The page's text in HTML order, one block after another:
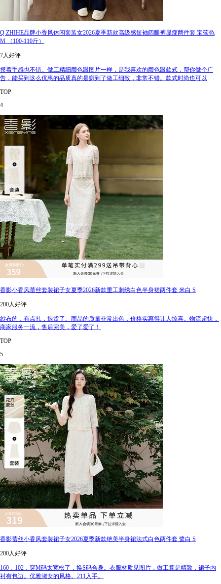
Q ZHIHE品牌小香风休闲套装女2026夏季新款高级感短袖阔腿裤显瘦两件套 宝蓝色
M （100-110斤）
7人好评
摸着手感也不错。做工精细颜色跟图片一样，是我喜欢的颜色跟款式，帮你做个广
告，能买到这么优惠的品质真的是赚到了做工细致，非常不错。款式时尚也可以
TOP
4
香影小香风蕾丝套装裙子女夏季2026新款重工刺绣白色半身裙两件套 米白 S
200人好评
纱布的，有点扎，退货了。商品的质量非常出色，价格实惠得让人惊喜。物流超快，
商家服务一流，售后完美，爱了爱了！
TOP
5
香影蕾丝小香风套装裙子女2026夏季新款绝美半身裙法式白色两件套 鹭白 S
200人好评
160，102，穿M码太宽松了，换S码合身。衣服材质见图片，做工算是精致，裙子内
衬有包边。优雅淑女的风格。211入手。